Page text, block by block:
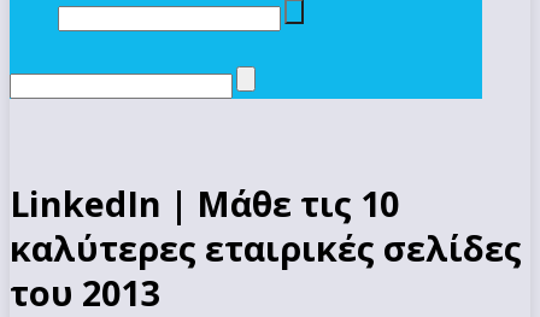
LinkedIn | Μάθε τις 10
καλύτερες εταιρικές σελίδες
του 2013